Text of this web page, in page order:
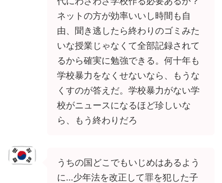
ネットの方が効率いいし時間も自
由、聞き逃したら終わりのゴミみた
いな授業じゃなくて全部記録されて
るから確実に勉強できる。何十年も
学校暴力をなくせないなら、もうな
くすのが答えだ。学校暴力がない学
校がニュースになるほど珍しいな
ら、もう終わりだろ
うちの国どこでもいじめはあるよう
に…少年法を改正して罪を犯した子